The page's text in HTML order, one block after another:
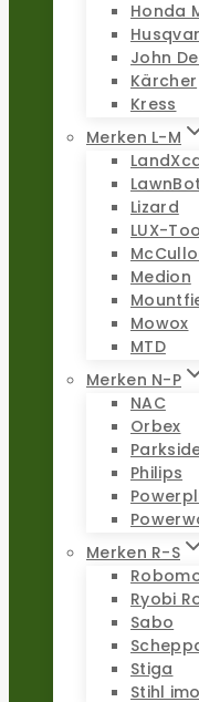
Honda
John
Kärcher
Kress
Merken L-M
Lizard
LUX-
Medion
Mowox
MTD
Merken N-P
NAC
Orbex
Philips
Merken R-S
Ryobi
Sabo
Stiga
Stihl